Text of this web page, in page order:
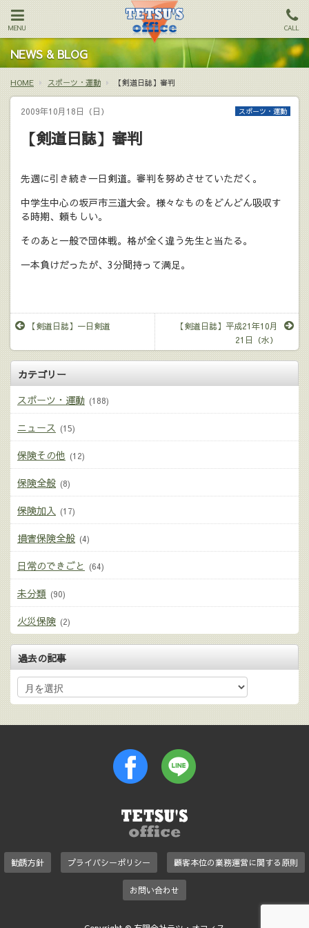
MENU CALL
NEWS & BLOG
HOME スポーツ・運動 【剣道日誌】審判
2009年10月18日（日） スポーツ・運動
【剣道日誌】審判
先週に引き続き一日剣道。審判を努めさせていただく。
中学生中心の坂戸市三道大会。様々なものをどんどん吸収す
る時期、頼もしい。
そのあと一般で団体戦。格が全く違う先生と当たる。
一本負けだったが、3分間持って満足。
【剣道日誌】一日剣道
【剣道日誌】平成21年10月
21日（水）
カテゴリー
スポーツ・運動 (188)
ニュース (15)
保険その他 (12)
保険全般 (8)
保険加入 (17)
損害保険全般 (4)
日常のできごと (64)
未分類 (90)
火災保険 (2)
過去の記事
勧誘方針 プライバシーポリシー 顧客本位の業務運営に関する原則
お問い合わせ